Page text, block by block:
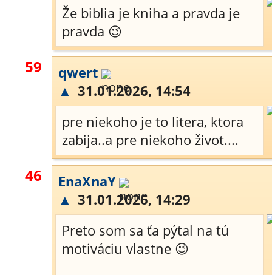
Že biblia je kniha a pravda je
pravda 😉
59
qwert
▲ 31.01.2026, 14:54
pre niekoho je to litera, ktora
zabija..a pre niekoho život....
46
EnaXnaY
▲ 31.01.2026, 14:29
Preto som sa ťa pýtal na tú
motiváciu vlastne 😉